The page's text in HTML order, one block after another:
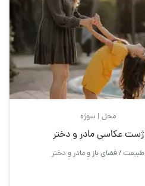
محل | سوژه
ژست عکاسی مادر و دختر
طبیعت / فضای باز و مادر و دختر